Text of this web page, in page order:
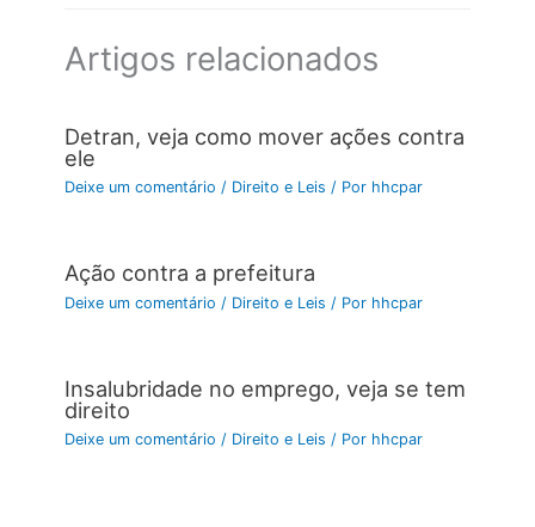
Artigos relacionados
Detran, veja como mover ações contra
ele
Deixe um comentário / Direito e Leis / Por hhcpar
Ação contra a prefeitura
Deixe um comentário / Direito e Leis / Por hhcpar
Insalubridade no emprego, veja se tem
direito
Deixe um comentário / Direito e Leis / Por hhcpar